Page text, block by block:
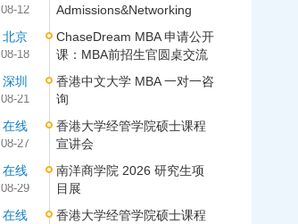
08-12
Admissions&Networking
北京
08-18
ChaseDream MBA 申请公开
课：MBA前招生官圆桌交流
深圳
08-21
香港中文大学 MBA 一对一咨
询
在线
08-27
香港大学经管学院硕士课程
宣讲会
在线
08-29
南洋商学院 2026 研究生项
目展
在线
香港大学经管学院硕士课程